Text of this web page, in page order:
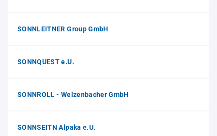
SONNLEITNER Group GmbH
SONNQUEST e.U.
SONNROLL - Welzenbacher GmbH
SONNSEITN Alpaka e.U.